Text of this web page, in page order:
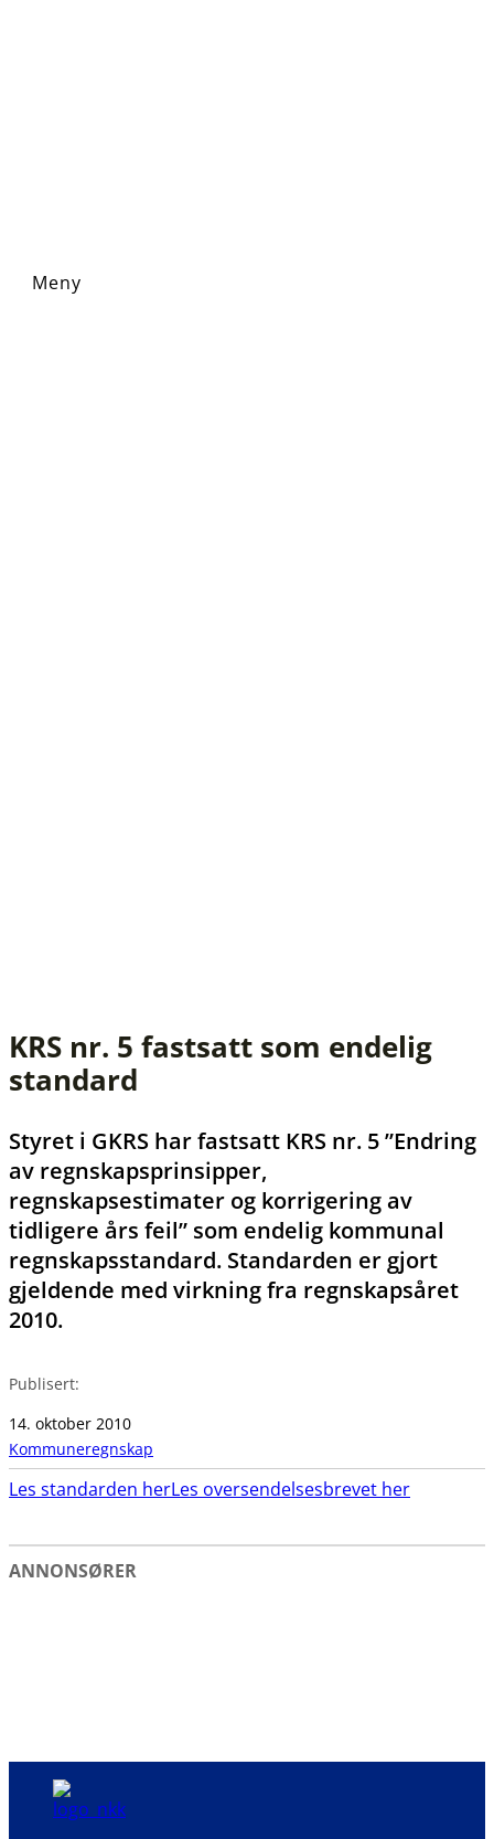
KRS nr. 5 fastsatt som endelig
standard
Styret i GKRS har fastsatt KRS nr. 5 ”Endring
av regnskapsprinsipper,
regnskapsestimater og korrigering av
tidligere års feil” som endelig kommunal
regnskapsstandard. Standarden er gjort
gjeldende med virkning fra regnskapsåret
2010.
Publisert:
14. oktober 2010
Kommuneregnskap
Les standarden herLes oversendelsesbrevet her
ANNONSØRER